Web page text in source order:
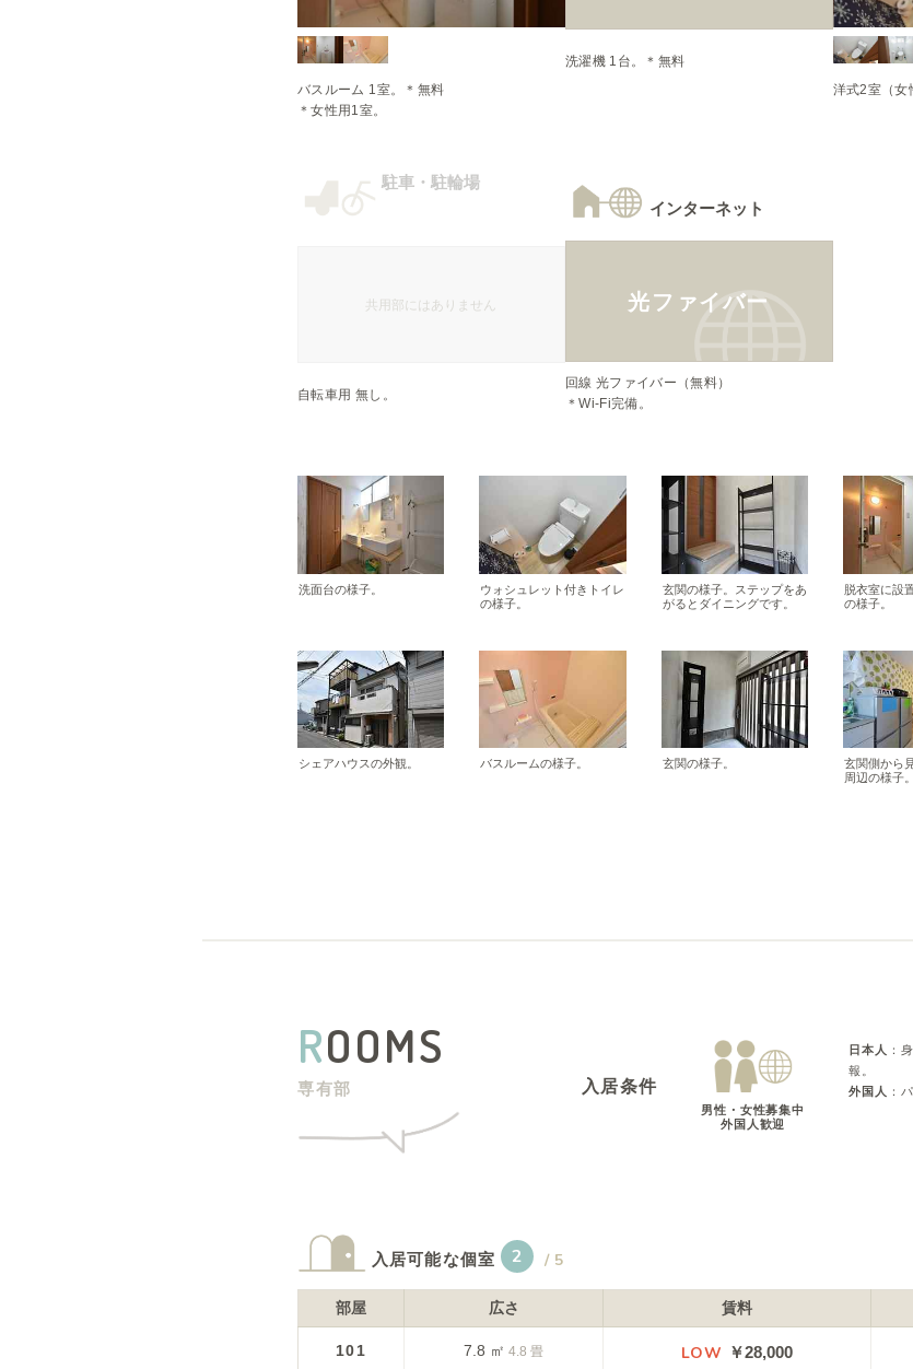
バスルーム 1室。＊無料
＊女性用1室。
駐車・駐輪場
共用部にはありません
自転車用 無し。
インターネット
光ファイバー
回線 光ファイバー（無料）
＊Wi-Fi完備。
洗面台の様子。
ウォシュレット付きトイレ
の様子。
玄関の様子。ステップをあ
がるとダイニングです。
脱衣室に設
の様子。
シェアハウスの外観。 バスルームの様子。 玄関の様子。
玄関側から
周辺の様子。
ROOMS
専有部 入居条件
男性・女性募集中
外国人歓迎
日本人 ：
報。
外国人
：
入居可能な個室 2 / 5
部屋 広さ 賃料
101 7.8 ㎡ 4.8 畳 LOW ￥28,000